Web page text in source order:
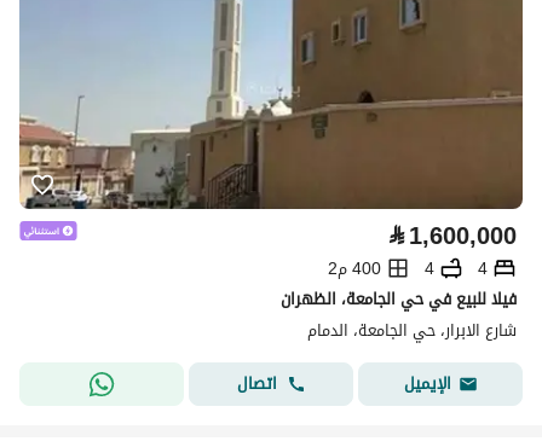
⃁1,600,000
4
4
400 م2
فيلا للبيع في حي الجامعة، الظهران
شارع الابرار، حي الجامعة، الدمام
الإيميل
اتصال